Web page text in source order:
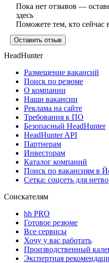
Пока нет отзывов —
здесь
Поможете тем, кто сейчас
Оставить отзыв
HeadHunter
Размещение вакансий
Поиск по резюме
О компании
Наши вакансии
Реклама на сайте
Требования к ПО
Безопасный HeadHunter
HeadHunter API
Партнерам
Инвесторам
Каталог компаний
Поиск по вакансиям в
Сетка: соцсеть для
Соискателям
hh PRO
Готовое резюме
Все сервисы
Хочу у вас работать
Производственный
Экспертная